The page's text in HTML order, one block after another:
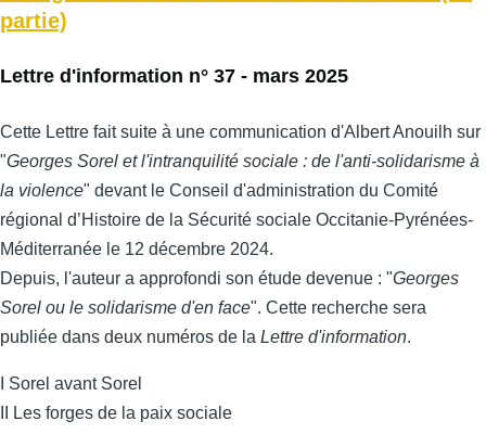
partie)
Lettre d'information n° 37 - mars 2025
Cette Lettre fait suite à une communication d'Albert Anouilh sur
"Georges Sorel et l'intranquilité sociale : de l'anti-solidarisme à
la violence" devant le Conseil d'administration du Comité
régional d’Histoire de la Sécurité sociale Occitanie-Pyrénées-
Méditerranée le 12 décembre 2024.
Depuis, l'auteur a approfondi son étude devenue : "Georges
Sorel ou le solidarisme d'en face". Cette recherche sera
publiée dans deux numéros de la Lettre d'information.
I Sorel avant Sorel
II Les forges de la paix sociale